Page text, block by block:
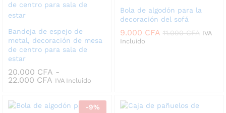
Bandeja de espejo de
metal, decoración de mesa
de centro para sala de
estar
20.000 CFA -
22.000 CFA Rango
desde
IVA Incluido
Bola de algodón para la
decoración del sofá
9.000 CFA 11.000CFA IVA
Incluido
-9%